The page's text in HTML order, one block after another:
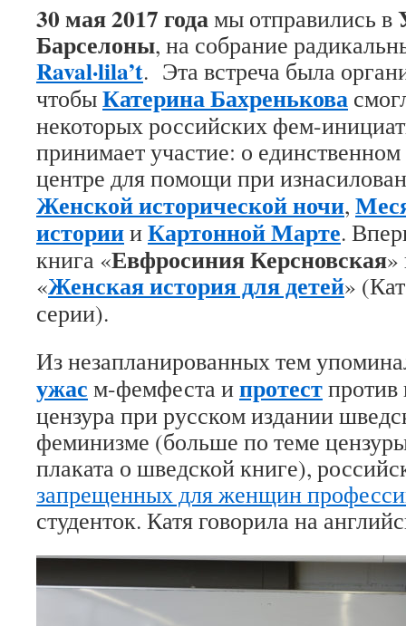
30 мая 2017 годамы отправились в
Барселоны, на собрание
Raval·lila’t. Эта встреча была
чтобыКатерина Бахренькова
некоторых российских фем-
принимает участие: о
центре для помощи при
Женской исторической ночи,
историииКартонной Марте.
книга «Евфросиния Керсновская»
«Женская история для детей»
серии).
Из незапланированных тем
ужас м-фемфеста ипротестпротив
цензура при русском издании
феминизме (больше по теме
плаката о шведской книге),
запрещенных для женщин
студенток. Катя говорила на